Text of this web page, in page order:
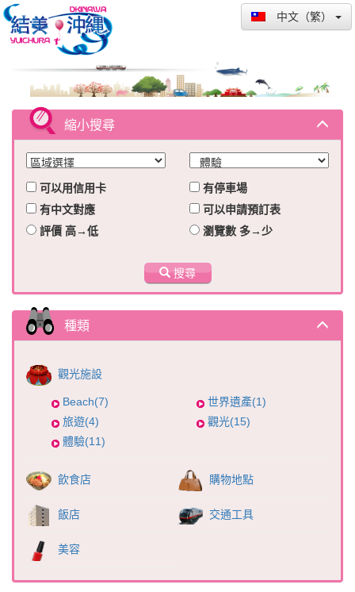
中文（繁）
縮小搜尋
可以用信用卡
有停車場
有中文對應
可以申請預訂表
評價 高→低
瀏覽數 多→少
搜尋
種類
觀光施設
Beach(7)
世界遺產(1)
旅遊(4)
觀光(15)
體驗(11)
飲食店 購物地點
飯店 交通工具
美容